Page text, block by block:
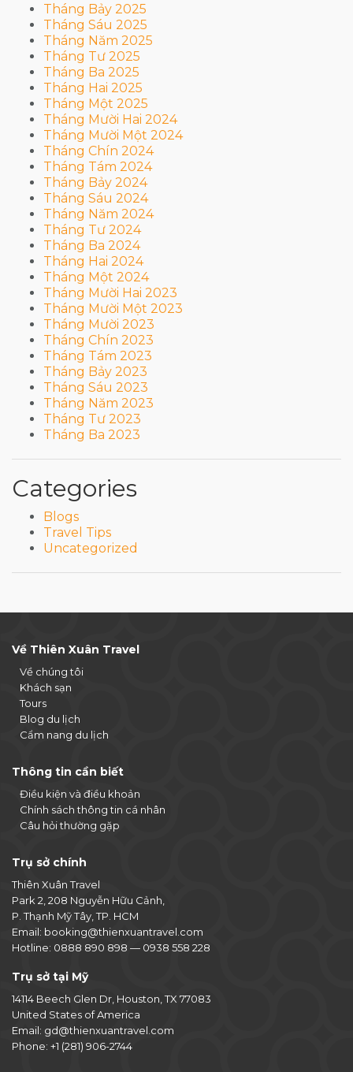
Tháng Bảy 2025
Tháng Sáu 2025
Tháng Năm 2025
Tháng Tư 2025
Tháng Ba 2025
Tháng Hai 2025
Tháng Một 2025
Tháng Mười Hai 2024
Tháng Mười Một 2024
Tháng Chín 2024
Tháng Tám 2024
Tháng Bảy 2024
Tháng Sáu 2024
Tháng Năm 2024
Tháng Tư 2024
Tháng Ba 2024
Tháng Hai 2024
Tháng Một 2024
Tháng Mười Hai 2023
Tháng Mười Một 2023
Tháng Mười 2023
Tháng Chín 2023
Tháng Tám 2023
Tháng Bảy 2023
Tháng Sáu 2023
Tháng Năm 2023
Tháng Tư 2023
Tháng Ba 2023
Categories
Blogs
Travel Tips
Uncategorized
Về Thiên Xuân Travel
Về chúng tôi
Khách sạn
Tours
Blog du lịch
Cẩm nang du lịch
Thông tin cần biết
Điều kiện và điều khoản
Chính sách thông tin cá nhân
Câu hỏi thường gặp
Trụ sở chính
Thiên Xuân Travel
Park 2, 208 Nguyễn Hữu Cảnh,
P. Thạnh Mỹ Tây, TP. HCM
Email: booking@thienxuantravel.com
Hotline: 0888 890 898 — 0938 558 228
Trụ sở tại Mỹ
14114 Beech Glen Dr, Houston, TX 77083
United States of America
Email: gd@thienxuantravel.com
Phone: +1 (281) 906-2744